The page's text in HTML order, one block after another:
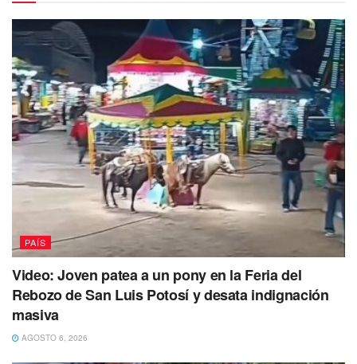
Virginia Occidental, Delaware y Tennessee, al este y
sureste de EU, son los que lideran las muertes por el
abuso de fármacos.
Texas, estado que comparte frontera con Chihuahua,
Coahuila, Nuevo León y Tamaulipas, registra la tasa más
baja, con 6.3 muertes por cada cien mil habitantes.
PAÍS
Video: Joven patea a un pony en la Feria del
Rebozo de San Luis Potosí y desata indignación
masiva
AGOSTO 6, 2026